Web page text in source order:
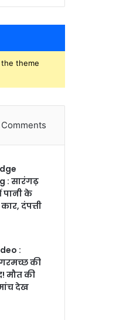
theme
Comments
: सारंगढ़
पानी के
दंपत्ती
:
की
मौत की
देख